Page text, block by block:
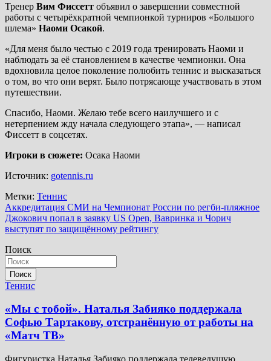
Тренер Вим Фиссетт объявил о завершении совместной
работы с четырёхкратной чемпионкой турниров «Большого
шлема» Наоми Осакой.
«Для меня было честью с 2019 года тренировать Наоми и
наблюдать за её становлением в качестве чемпионки. Она
вдохновила целое поколение полюбить теннис и высказаться
о том, во что они верят. Было потрясающе участвовать в этом
путешествии.
Спасибо, Наоми. Желаю тебе всего наилучшего и с
нетерпением жду начала следующего этапа», — написал
Фиссетт в соцсетях.
Игроки в сюжете: Осака Наоми
Источник: gotennis.ru
Метки: Теннис
Навигация
по
Аккредитация СМИ на Чемпионат России по регби-пляжное
Джокович попал в заявку US Open, Вавринка и Чорич
выступят по защищённому рейтингу
Поиск
Поиск
Теннис
«Мы с тобой». Наталья Забияко поддержала
Софью Тартакову, отстранённую от работы на
«Матч ТВ»